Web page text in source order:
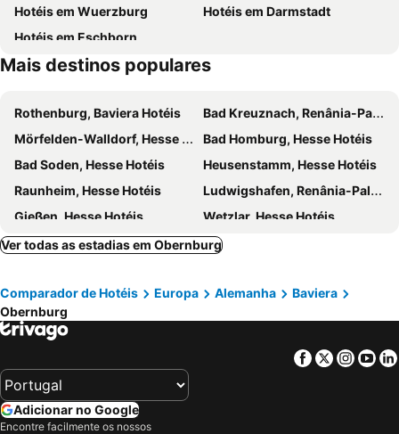
Mespelbrunn Castle
Schloss Johannisburg
Pompeiianum
Aschaffenburger Weihnachtsmarkt
Zum Riesen
Sachsenhausen-Nord
Spessart Wildpark
Museumsuferfest
Prinz Carl
Rödelheim
Am Kavalleriesand
Tigerpalast
Hotéis em Wuerzburg
Hotéis em Darmstadt
Hotéis em Eschborn
Mais destinos populares
Rothenburg, Baviera Hotéis
Bad Kreuznach, Renânia-Palatinado Hotéis
Mörfelden-Walldorf, Hesse Hotéis
Bad Homburg, Hesse Hotéis
Bad Soden, Hesse Hotéis
Heusenstamm, Hesse Hotéis
Raunheim, Hesse Hotéis
Ludwigshafen, Renânia-Palatinado Hotéis
Gießen, Hesse Hotéis
Wetzlar, Hesse Hotéis
Rüsselsheim, Hesse Hotéis
Dreieich, Hesse Hotéis
Königstein, Hesse Hotéis
Limburg an der Lahn, Hesse Hotéis
Neu-Isenburg, Hesse Hotéis
Kronberg, Hesse Hotéis
Karlsdorf-Neuthard, Bade-Vurtemberga Hotéis
Munique, Baviera Hotéis
Nuremberga, Baviera Hotéis
Aschheim, Baviera Hotéis
Hallbergmoos, Baviera Hotéis
Ver todas as estadias em Obernburg
Comparador de Hotéis Europa Alemanha
Baviera
Obernburg
Facebook
Twitter
Adicionar no Google
Encontre facilmente os nossos